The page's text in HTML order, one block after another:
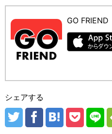
GO FRIEND
シェアする